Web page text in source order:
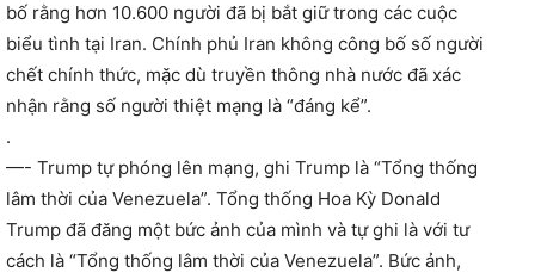
bố rằng hơn 10.600 người đã bị bắt giữ trong các cuộc
biểu tình tại Iran. Chính phủ Iran không công bố số người
chết chính thức, mặc dù truyền thông nhà nước đã xác
nhận rằng số người thiệt mạng là “đáng kể”.
.
—- Trump tự phóng lên mạng, ghi Trump là “Tổng thống
lâm thời của Venezuela”. Tổng thống Hoa Kỳ Donald
Trump đã đăng một bức ảnh của mình và tự ghi là với tư
cách là “Tổng thống lâm thời của Venezuela”. Bức ảnh,